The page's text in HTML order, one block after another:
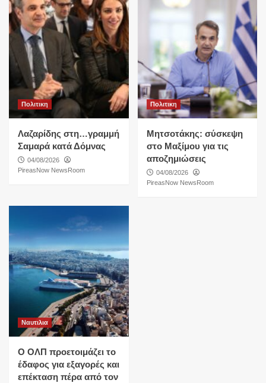
Πολιτικη
Λαζαρίδης στη…γραμμή
Σαμαρά κατά Δόμνας
04/08/2026
PireasNow NewsRoom
Πολιτικη
Μητσοτάκης: σύσκεψη
στο Μαξίμου για τις
αποζημιώσεις
04/08/2026
PireasNow NewsRoom
Ναυτιλια
O ΟΛΠ προετοιμάζει το
έδαφος για εξαγορές και
επέκταση πέρα από τον